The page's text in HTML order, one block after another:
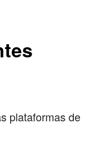
plataformas de